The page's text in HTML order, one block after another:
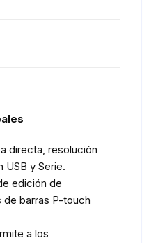
directa, resolución
USB y Serie.
edición de
barras P-touch
a los